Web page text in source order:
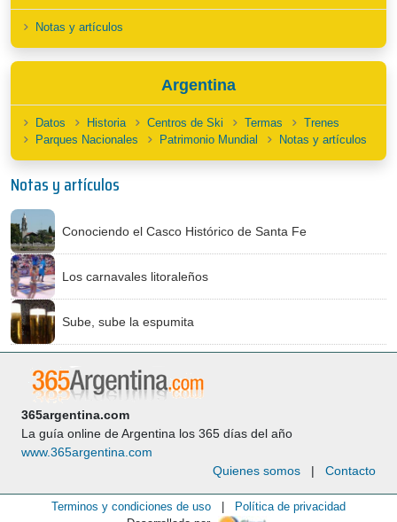
Notas y artículos
Argentina
Datos Historia Centros de Ski Termas
Trenes
Parques Nacionales
Patrimonio Mundial Notas y artículos
Notas y artículos
Conociendo el Casco Histórico de Santa Fe
Los carnavales litoraleños
Sube, sube la espumita
365argentina.com
La guía online de Argentina los 365 días del año
www.365argentina.com
Quienes somos | Contacto
Terminos y condiciones de uso
Política de privacidad